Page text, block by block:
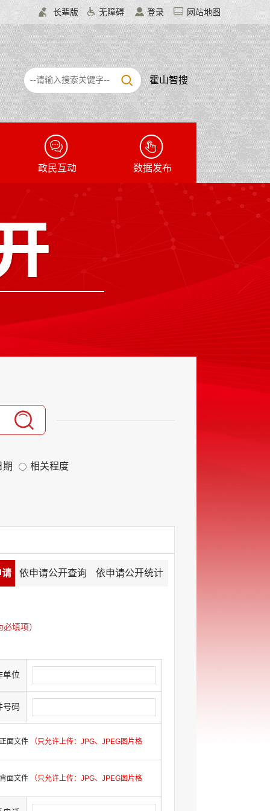
长辈版 无障碍 登录 网站地图
霍山智搜
政民互动 数据发布
期 相关程度
请 依申请公开查询 依申请公开统计
必填项）
单位
号码
面文件 （只允许上传：JPG、JPEG图片格
面文件 （只允许上传：JPG、JPEG图片格